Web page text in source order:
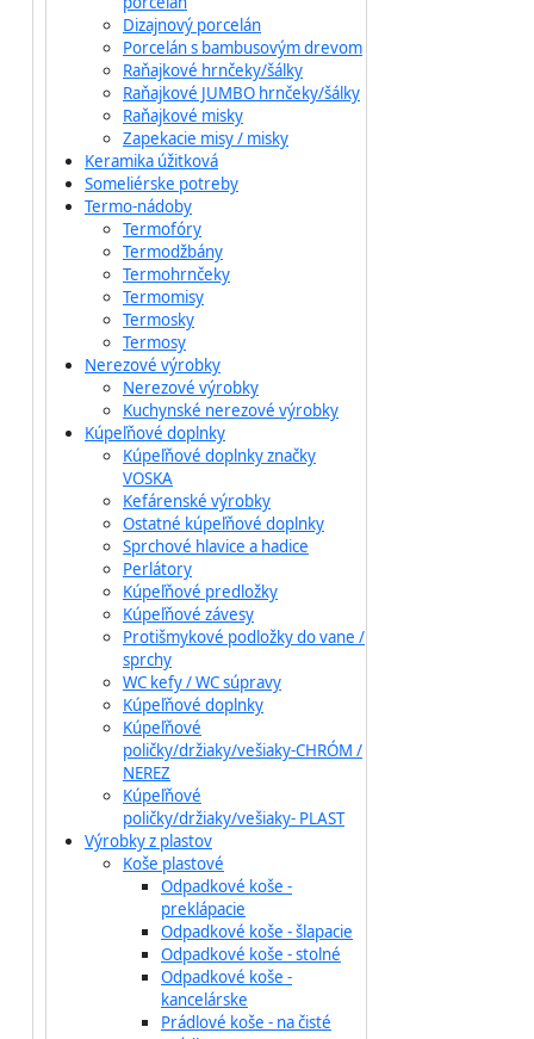
Dizajnový porcelán
Porcelán s bambusovým drevom
Raňajkové hrnčeky/šálky
Raňajkové JUMBO hrnčeky/šálky
Raňajkové misky
Zapekacie misy / misky
Keramika úžitková
Someliérske potreby
Termo-nádoby
Termofóry
Termodžbány
Termohrnčeky
Termomisy
Termosky
Termosy
Nerezové výrobky
Nerezové výrobky
Kuchynské nerezové výrobky
Kúpeľňové doplnky
Kúpeľňové doplnky značky
VOSKA
Kefárenské výrobky
Ostatné kúpeľňové doplnky
Sprchové hlavice a hadice
Perlátory
Kúpeľňové predložky
Kúpeľňové závesy
Protišmykové podložky do vane /
sprchy
WC kefy / WC súpravy
Kúpeľňové doplnky
Kúpeľňové
poličky/držiaky/vešiaky-CHRÓM /
NEREZ
Kúpeľňové
poličky/držiaky/vešiaky- PLAST
Výrobky z plastov
Koše plastové
Odpadkové koše -
preklápacie
Odpadkové koše - šlapacie
Odpadkové koše - stolné
Odpadkové koše -
kancelárske
Prádlové koše - na čisté